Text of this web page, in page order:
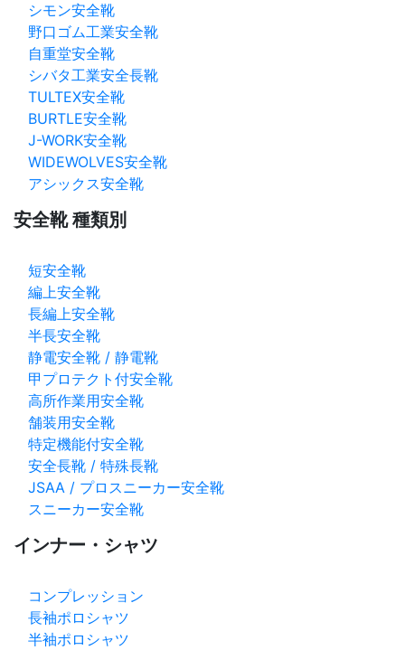
シモン安全靴
野口ゴム工業安全靴
自重堂安全靴
シバタ工業安全長靴
TULTEX安全靴
BURTLE安全靴
J-WORK安全靴
WIDEWOLVES安全靴
アシックス安全靴
安全靴 種類別
短安全靴
編上安全靴
長編上安全靴
半長安全靴
静電安全靴 / 静電靴
甲プロテクト付安全靴
高所作業用安全靴
舗装用安全靴
特定機能付安全靴
安全長靴 / 特殊長靴
JSAA / プロスニーカー安全靴
スニーカー安全靴
インナー・シャツ
コンプレッション
長袖ポロシャツ
半袖ポロシャツ